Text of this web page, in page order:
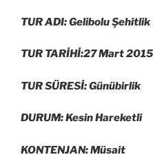
TUR ADI: Gelibolu Şehitlik
TUR TARİHİ:27 Mart
TUR SÜRESİ: Günübirlik
DURUM: Kesin Hareketli
KONTENJAN: Müsait